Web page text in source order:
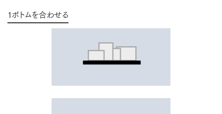
１ボトムを合わせる